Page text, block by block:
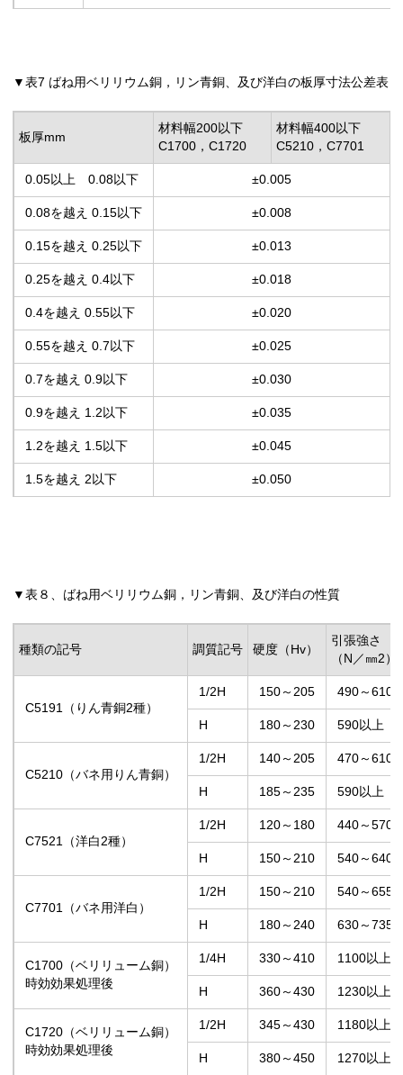
▼表7 ばね用ベリリウム銅，リン青銅、及び洋白の板厚寸法公差表
板厚mm
材料幅200以下
C1700，C1720
材料幅400以下
C5210，C7701
0.05以上 0.08以下 ±0.005
0.08を越え 0.15以下 ±0.008
0.15を越え 0.25以下 ±0.013
0.25を越え 0.4以下 ±0.018
0.4を越え 0.55以下 ±0.020
0.55を越え 0.7以下 ±0.025
0.7を越え 0.9以下 ±0.030
0.9を越え 1.2以下 ±0.035
1.2を越え 1.5以下 ±0.045
1.5を越え 2以下 ±0.050
▼表８、ばね用ベリリウム銅，リン青銅、及び洋白の性質
種類の記号 調質記号 硬度（Hv）
引張強さ
（N／㎜2 ）
C5191（りん青銅2種）
1/2H 150～205 490～610
H 180～230 590以上
C5210（バネ用りん青銅）
1/2H 140～205 470～610
H 185～235 590以上
C7521（洋白2種）
1/2H 120～180 440～570
H 150～210 540～640
C7701（バネ用洋白）
1/2H 150～210 540～655
H 180～240 630～735
C1700（ベリリューム銅）
時効効果処理後
1/4H 330～410 1100以上
H 360～430 1230以上
C1720（ベリリューム銅）
時効効果処理後
1/2H 345～430 1180以上
H 380～450 1270以上